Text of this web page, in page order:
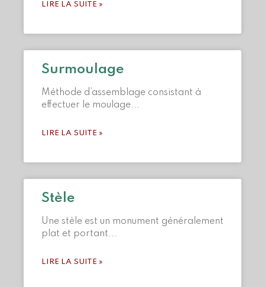
LIRE LA SUITE »
Surmoulage
Méthode d’assemblage consistant à
effectuer le moulage
LIRE LA SUITE »
Stèle
Une stèle est un monument généralement
plat et portant
LIRE LA SUITE »